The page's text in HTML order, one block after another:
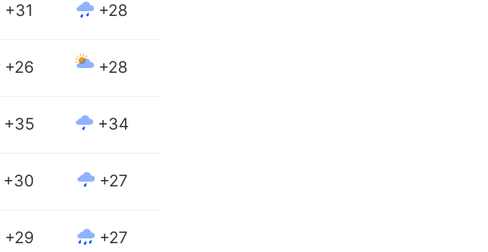
+31 +28
+26 +28
+35 +34
+30 +27
+29 +27